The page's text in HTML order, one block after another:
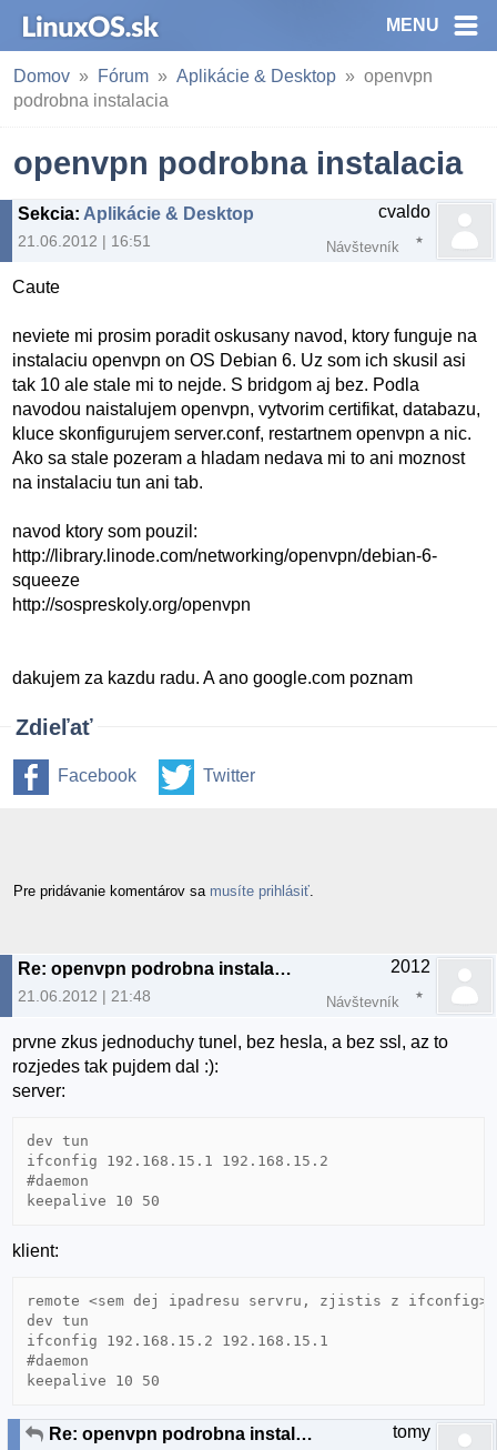
MENU
Domov Fórum Aplikácie & Desktop
openvpn
podrobna instalacia
openvpn podrobna instalacia
Sekcia: Aplikácie & Desktop
21.06.2012 | 16:51
cvaldo
Návštevník
Caute
neviete mi prosim poradit oskusany navod, ktory funguje na
instalaciu openvpn on OS Debian 6. Uz som ich skusil asi
tak 10 ale stale mi to nejde. S bridgom aj bez. Podla
navodou naistalujem openvpn, vytvorim certifikat, databazu,
kluce skonfigurujem server.conf, restartnem openvpn a nic.
Ako sa stale pozeram a hladam nedava mi to ani moznost
na instalaciu tun ani tab.
navod ktory som pouzil:
http://library.linode.com/networking/openvpn/debian-6-
squeeze
http://sospreskoly.org/openvpn
dakujem za kazdu radu. A ano google.com poznam
Zdieľať
Facebook Twitter
Pre pridávanie komentárov sa musíte prihlásiť
Re: openvpn podrobna instalacia
21.06.2012 | 21:48
2012
Návštevník
prvne zkus jednoduchy tunel, bez hesla, a bez ssl, az to
rozjedes tak pujdem dal :):
server:
dev tun
ifconfig 192.168.15.1 192.168.15.2
#daemon
klient:
remote <sem dej ipadresu servru, zjistis z ifconfig>
dev tun
ifconfig 192.168.15.2 192.168.15.1
#daemon
Re: openvpn podrobna instalacia tomy